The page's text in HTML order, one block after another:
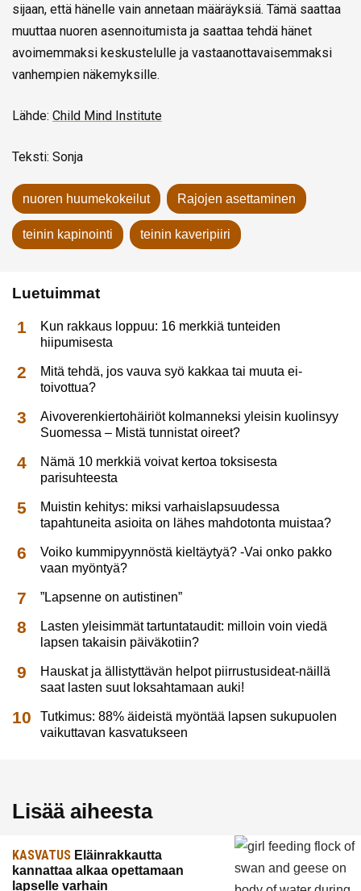
sijaan, että hänelle vain annetaan määräyksiä. Tämä saattaa
muuttaa nuoren asennoitumista ja saattaa tehdä hänet
avoimemmaksi keskustelulle ja vastaanottavaisemmaksi
vanhempien näkemyksille.
Lähde: Child Mind Institute
Teksti: Sonja
nuoren huumekokeilut Rajojen asettaminen
teinin kapinointi teinin kaveripiiri
Luetuimmat
Kun rakkaus loppuu: 16 merkkiä tunteiden
hiipumisesta
Mitä tehdä, jos vauva syö kakkaa tai muuta ei-
toivottua?
Aivoverenkiertohäiriöt kolmanneksi yleisin kuolinsyy
Suomessa – Mistä tunnistat oireet?
Nämä 10 merkkiä voivat kertoa toksisesta
parisuhteesta
Muistin kehitys: miksi varhaislapsuudessa
tapahtuneita asioita on lähes mahdotonta muistaa?
Voiko kummipyynnöstä kieltäytyä? -Vai onko pakko
vaan myöntyä?
”Lapsenne on autistinen”
Lasten yleisimmät tartuntataudit: milloin voin viedä
lapsen takaisin päiväkotiin?
Hauskat ja ällistyttävän helpot piirrustusideat-näillä
saat lasten suut loksahtamaan auki!
Tutkimus: 88% äideistä myöntää lapsen sukupuolen
vaikuttavan kasvatukseen
Lisää aiheesta
KASVATUS Eläinrakkautta
kannattaa alkaa opettamaan
lapselle varhain